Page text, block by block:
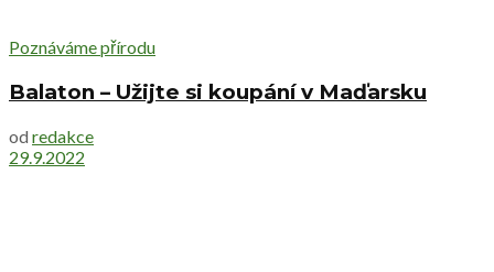
Poznáváme přírodu
Balaton – Užijte si koupání v Maďarsku
od redakce
29.9.2022